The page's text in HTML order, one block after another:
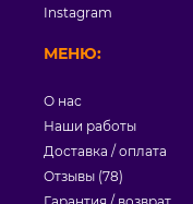
МЕНЮ:
О нас
Наши работы
Доставка / оплата
Отзывы (78)
Instagram